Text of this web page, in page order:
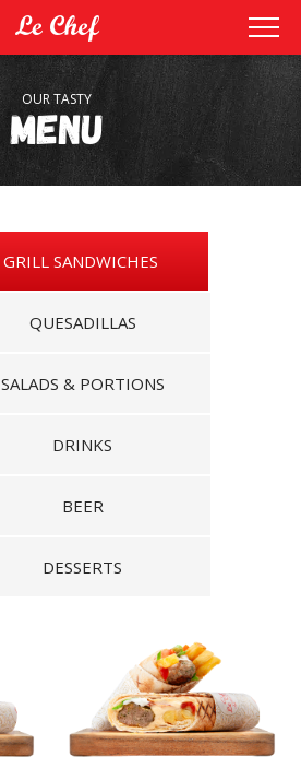
OUR TASTY
Menu
GRILL SANDWICHES
QUESADILLAS
SALADS & PORTIONS
DRINKS
BEER
DESSERTS